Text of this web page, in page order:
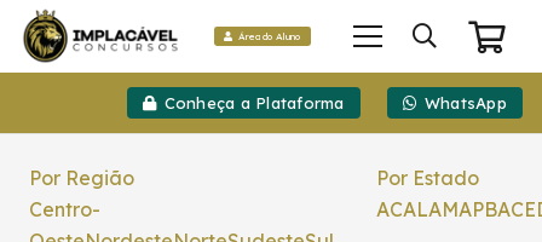
Área do Aluno
Conheça a Plataforma WhatsApp
Por Região
Centro-
Por Estado
ACALAMAPBACE